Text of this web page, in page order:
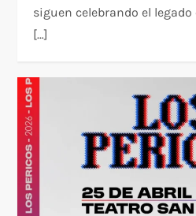
siguen celebrando el legado
[…]